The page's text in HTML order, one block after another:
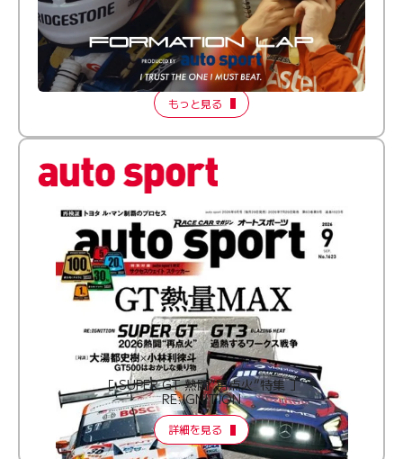
倒す相手を、信じてる。小林利徠斗 × 野村勇斗
【FORMATION LAP Produced by auto sport】
2026 Episode 2
もっと見る
［ SUPER GT 熱闘“再点火”特集 ］
RE:IGNITION
詳細を見る